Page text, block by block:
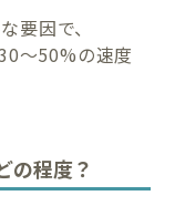
要因で、
〜50%の速度
の程度？